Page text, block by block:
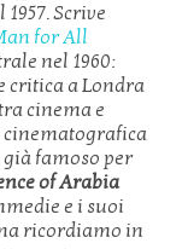
1957. Scrive
for All
nel 1960:
critica a Londra
cinema e
cinematografica
già famoso per
of Arabia
e i suoi
ricordiamo in